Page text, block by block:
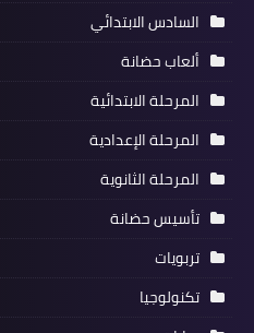
السادس الابتدائي
ألعاب حضانة
المرحلة الابتدائية
المرحلة الإعدادية
المرحلة الثانوية
تأسيس حضانة
تربويات
تكنولوجيا